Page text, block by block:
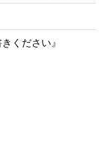
ください』